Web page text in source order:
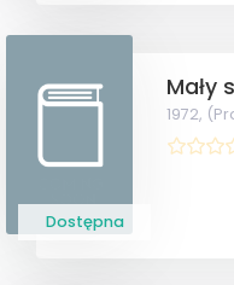
Dostępna
Mały
1972,